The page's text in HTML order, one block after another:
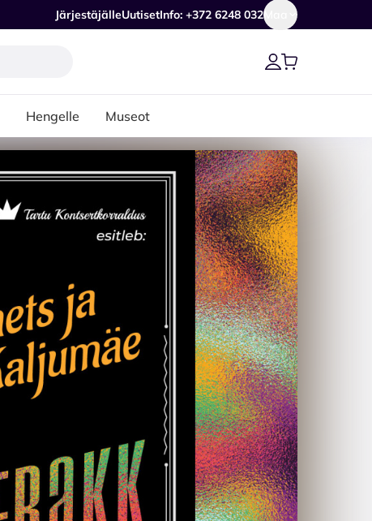
JärjestäjälleUutisetInfo: +372 6248 032Maa
Hengelle Museot